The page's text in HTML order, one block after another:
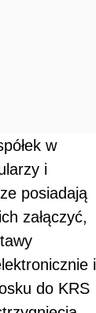
w
i
posiadają
załączyć,
i
do KRS